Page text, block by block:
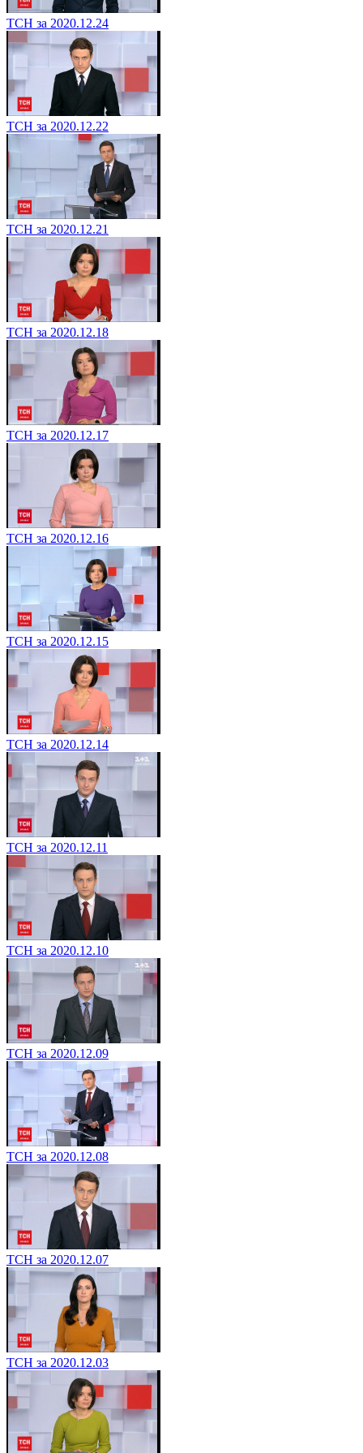
ТСН за 2020.12.24
ТСН за 2020.12.22
ТСН за 2020.12.21
ТСН за 2020.12.18
ТСН за 2020.12.17
ТСН за 2020.12.16
ТСН за 2020.12.15
ТСН за 2020.12.14
ТСН за 2020.12.11
ТСН за 2020.12.10
ТСН за 2020.12.09
ТСН за 2020.12.08
ТСН за 2020.12.07
ТСН за 2020.12.03